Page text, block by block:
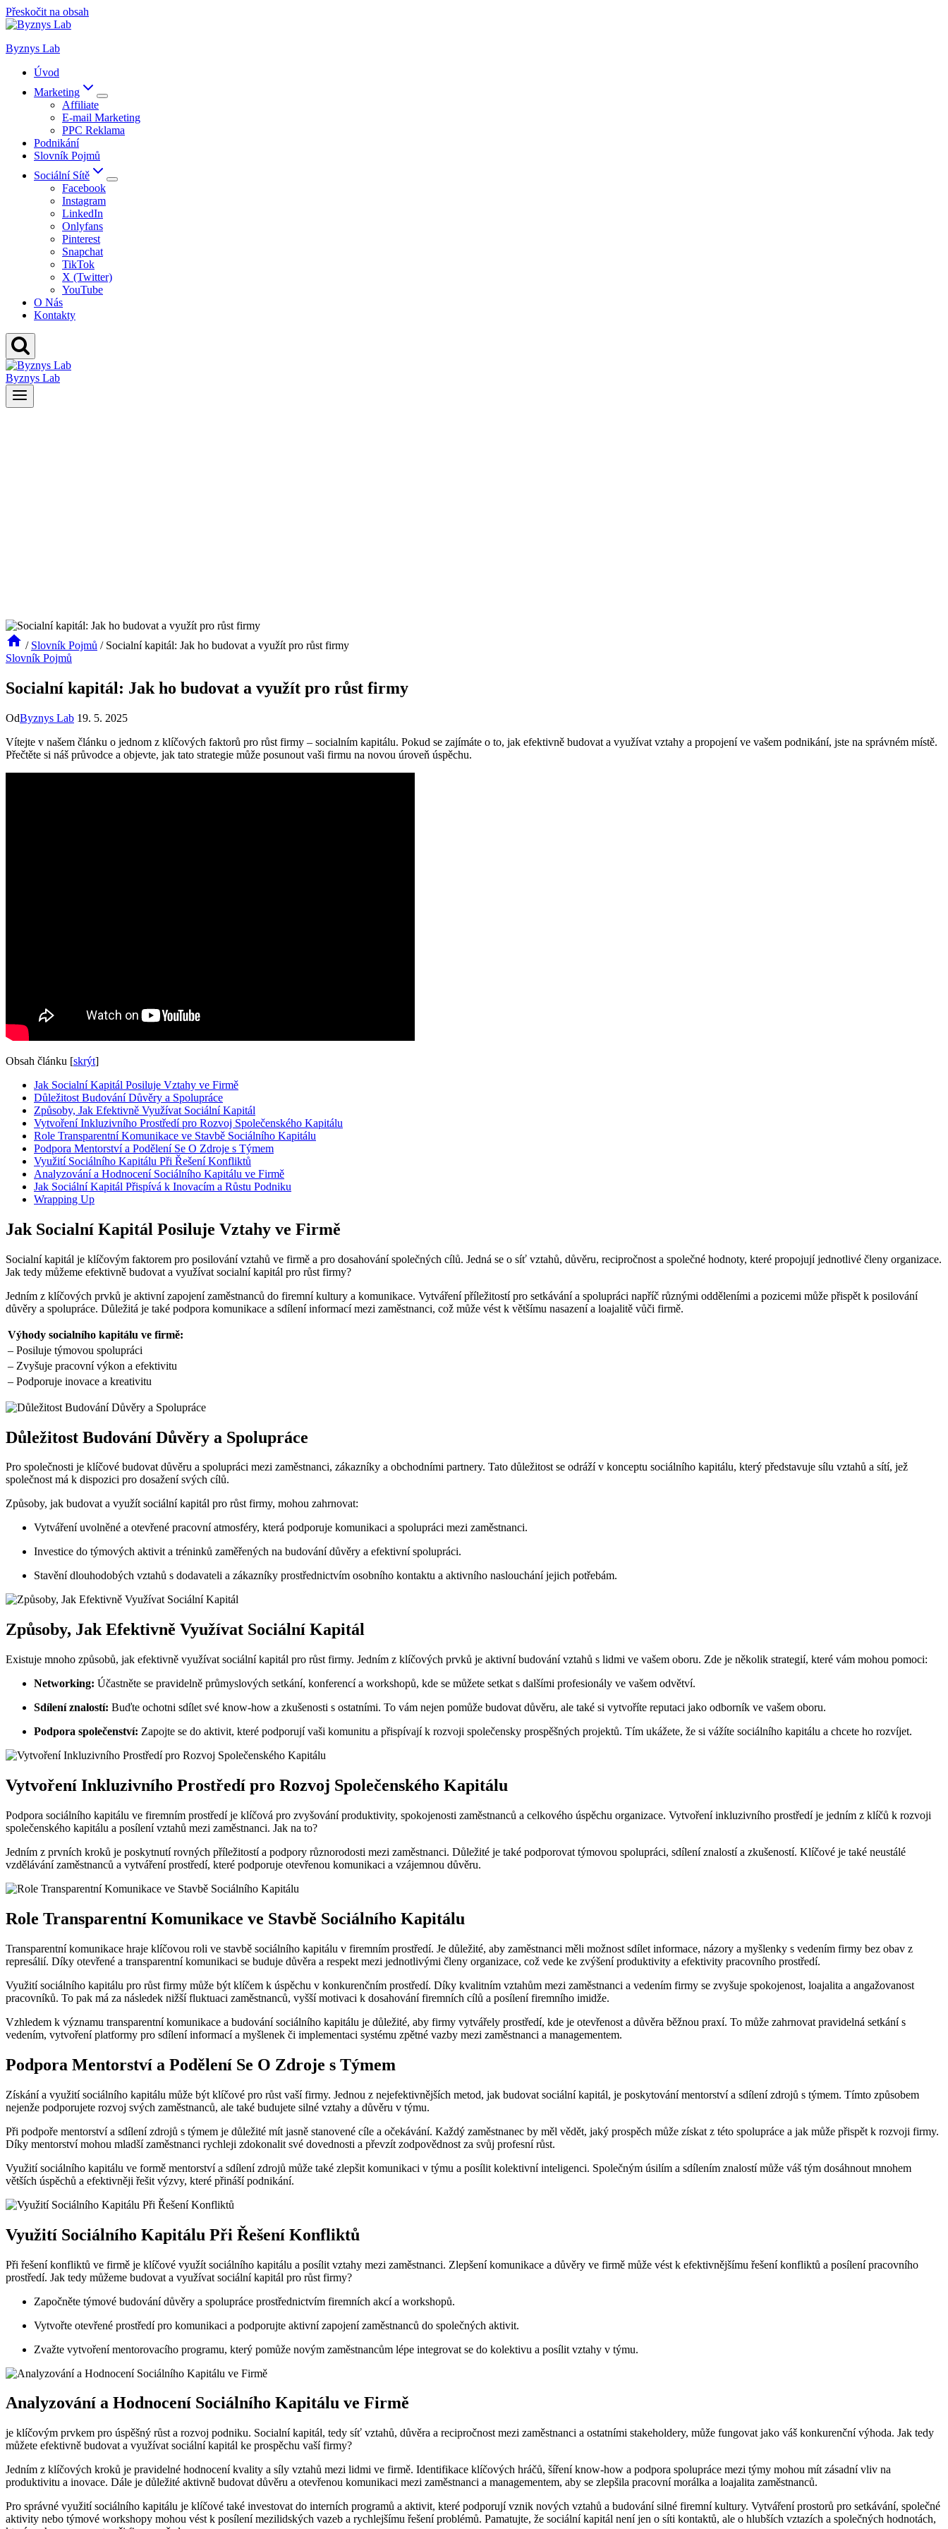
Přeskočit na obsah
Byznys Lab
Úvod
Marketing
Affiliate
E-mail Marketing
PPC Reklama
Podnikání
Slovník Pojmů
Sociální Sítě
Facebook
Instagram
LinkedIn
Onlyfans
Pinterest
Snapchat
TikTok
X (Twitter)
YouTube
O Nás
Kontakty
Byznys Lab
/ Slovník Pojmů / Socialní kapitál: Jak ho budovat a využít pro růst firmy
Slovník Pojmů
Socialní kapitál: Jak ho budovat a využít pro růst firmy
OdByznys Lab 19. 5. 2025
Vítejte v našem článku o jednom z klíčových faktorů pro růst firmy – socialním kapitálu. Pokud se zajímáte o to, jak efektivně budovat a využívat vztahy a propojení ve vašem podnikání, jste na správném místě.
Přečtěte si náš průvodce a objevte, jak tato strategie může posunout vaši firmu na novou úroveň úspěchu.
Obsah článku [skrýt]
Jak Socialní Kapitál Posiluje Vztahy ve Firmě
Důležitost Budování Důvěry a Spolupráce
Způsoby, Jak Efektivně Využívat Sociální Kapitál
Vytvoření Inkluzivního Prostředí pro Rozvoj Společenského Kapitálu
Role Transparentní Komunikace ve Stavbě Sociálního Kapitálu
Podpora Mentorství a Podělení Se O Zdroje s Týmem
Využití Sociálního Kapitálu Při Řešení Konfliktů
Analyzování a Hodnocení Sociálního Kapitálu ve Firmě
Jak Sociální Kapitál Přispívá k Inovacím a Růstu Podniku
Wrapping Up
Jak Socialní Kapitál Posiluje Vztahy ve Firmě
Socialní kapitál je klíčovým faktorem pro posilování vztahů ve firmě a pro dosahování společných cílů. Jedná se o síť vztahů, důvěru, recipročnost a společné hodnoty, které propojují jednotlivé členy organizace.
Jak tedy můžeme efektivně budovat a využívat socialní kapitál pro růst firmy?
Jedním z klíčových prvků je aktivní zapojení zaměstnanců do firemní kultury a komunikace. Vytváření příležitostí pro setkávání a spolupráci napříč různými odděleními a pozicemi může přispět k posilování
důvěry a spolupráce. Důležitá je také podpora komunikace a sdílení informací mezi zaměstnanci, což může vést k většímu nasazení a loajalitě vůči firmě.
Výhody socialního kapitálu ve firmě:
– Posiluje týmovou spolupráci
– Zvyšuje pracovní výkon a efektivitu
– Podporuje inovace a kreativitu
Důležitost Budování Důvěry a Spolupráce
Pro společnosti je klíčové budovat důvěru a spolupráci mezi zaměstnanci, zákazníky a obchodními partnery. Tato důležitost se odráží v konceptu sociálního kapitálu, který představuje sílu vztahů a sítí, jež
společnost má k dispozici pro dosažení svých cílů.
Způsoby, jak budovat a využít sociální kapitál pro růst firmy, mohou zahrnovat:
Vytváření uvolněné a otevřené pracovní atmosféry, která podporuje komunikaci a spolupráci mezi zaměstnanci.
Investice do týmových aktivit a tréninků zaměřených na budování důvěry a efektivní spolupráci.
Stavění dlouhodobých vztahů s dodavateli a zákazníky prostřednictvím osobního kontaktu a aktivního naslouchání jejich potřebám.
Způsoby, Jak Efektivně Využívat Sociální Kapitál
Existuje mnoho způsobů, jak efektivně využívat sociální kapitál pro růst firmy. Jedním z klíčových prvků je aktivní budování vztahů s lidmi ve vašem oboru. Zde je několik strategií, které vám mohou pomoci:
Networking: Účastněte se pravidelně průmyslových setkání, konferencí a workshopů, kde se můžete setkat s dalšími profesionály ve vašem odvětví.
Sdílení znalostí: Buďte ochotni sdílet své know-how a zkušenosti s ostatními. To vám nejen pomůže budovat důvěru, ale také si vytvoříte reputaci jako odborník ve vašem oboru.
Podpora společenství: Zapojte se do aktivit, které podporují vaši komunitu a přispívají k rozvoji společensky prospěšných projektů. Tím ukážete, že si vážíte sociálního kapitálu a chcete ho rozvíjet.
Vytvoření Inkluzivního Prostředí pro Rozvoj Společenského Kapitálu
Podpora sociálního kapitálu ve firemním prostředí je klíčová pro zvyšování produktivity, spokojenosti zaměstnanců a celkového úspěchu organizace. Vytvoření inkluzivního prostředí je jedním z klíčů k rozvoji
společenského kapitálu a posílení vztahů mezi zaměstnanci. Jak na to?
Jedním z prvních kroků je poskytnutí rovných příležitostí a podpory různorodosti mezi zaměstnanci. Důležité je také podporovat týmovou spolupráci, sdílení znalostí a zkušeností. Klíčové je také neustálé
vzdělávání zaměstnanců a vytváření prostředí, které podporuje otevřenou komunikaci a vzájemnou důvěru.
Role Transparentní Komunikace ve Stavbě Sociálního Kapitálu
Transparentní komunikace hraje klíčovou roli ve stavbě sociálního kapitálu v firemním prostředí. Je důležité, aby zaměstnanci měli možnost sdílet informace, názory a myšlenky s vedením firmy bez obav z
represálií. Díky otevřené a transparentní komunikaci se buduje důvěra a respekt mezi jednotlivými členy organizace, což vede ke zvýšení produktivity a efektivity pracovního prostředí.
Využití sociálního kapitálu pro růst firmy může být klíčem k úspěchu v konkurenčním prostředí. Díky kvalitním vztahům mezi zaměstnanci a vedením firmy se zvyšuje spokojenost, loajalita a angažovanost
pracovníků. To pak má za následek nižší fluktuaci zaměstnanců, vyšší motivaci k dosahování firemních cílů a posílení firemního imidže.
Vzhledem k významu transparentní komunikace a budování sociálního kapitálu je důležité, aby firmy vytvářely prostředí, kde je otevřenost a důvěra běžnou praxí. To může zahrnovat pravidelná setkání s
vedením, vytvoření platformy pro sdílení informací a myšlenek či implementaci systému zpětné vazby mezi zaměstnanci a managementem.
Podpora Mentorství a Podělení Se O Zdroje s Týmem
Získání a využití sociálního kapitálu může být klíčové pro růst vaší firmy. Jednou z nejefektivnějších metod, jak budovat sociální kapitál, je poskytování mentorství a sdílení zdrojů s týmem. Tímto způsobem
nejenže podporujete rozvoj svých zaměstnanců, ale také budujete silné vztahy a důvěru v týmu.
Při podpoře mentorství a sdílení zdrojů s týmem je důležité mít jasně stanovené cíle a očekávání. Každý zaměstnanec by měl vědět, jaký prospěch může získat z této spolupráce a jak může přispět k rozvoji firmy.
Díky mentorství mohou mladší zaměstnanci rychleji zdokonalit své dovednosti a převzít zodpovědnost za svůj profesní růst.
Využití sociálního kapitálu ve formě mentorství a sdílení zdrojů může také zlepšit komunikaci v týmu a posílit kolektivní inteligenci. Společným úsilím a sdílením znalostí může váš tým dosáhnout mnohem
větších úspěchů a efektivněji řešit výzvy, které přináší podnikání.
Využití Sociálního Kapitálu Při Řešení Konfliktů
Při řešení konfliktů ve firmě je klíčové využít sociálního kapitálu a posílit vztahy mezi zaměstnanci. Zlepšení komunikace a důvěry ve firmě může vést k efektivnějšímu řešení konfliktů a posílení pracovního
prostředí. Jak tedy můžeme budovat a využívat sociální kapitál pro růst firmy?
Započněte týmové budování důvěry a spolupráce prostřednictvím firemních akcí a workshopů.
Vytvořte otevřené prostředí pro komunikaci a podporujte aktivní zapojení zaměstnanců do společných aktivit.
Zvažte vytvoření mentorovacího programu, který pomůže novým zaměstnancům lépe integrovat se do kolektivu a posílit vztahy v týmu.
Analyzování a Hodnocení Sociálního Kapitálu ve Firmě
je klíčovým prvkem pro úspěšný růst a rozvoj podniku. Socialní kapitál, tedy síť vztahů, důvěra a recipročnost mezi zaměstnanci a ostatními stakeholdery, může fungovat jako váš konkurenční výhoda. Jak tedy
můžete efektivně budovat a využívat sociální kapitál ke prospěchu vaší firmy?
Jedním z klíčových kroků je pravidelné hodnocení kvality a síly vztahů mezi lidmi ve firmě. Identifikace klíčových hráčů, šíření know-how a podpora spolupráce mezi týmy mohou mít zásadní vliv na
produktivitu a inovace. Dále je důležité aktivně budovat důvěru a otevřenou komunikaci mezi zaměstnanci a managementem, aby se zlepšila pracovní morálka a loajalita zaměstnanců.
Pro správné využití sociálního kapitálu je klíčové také investovat do interních programů a aktivit, které podporují vznik nových vztahů a budování silné firemní kultury. Vytváření prostorů pro setkávání, společné
aktivity nebo týmové workshopy mohou vést k posílení mezilidských vazeb a rychlejšímu řešení problémů. Pamatujte, že sociální kapitál není jen o síti kontaktů, ale o hlubších vztazích a společných hodnotách,